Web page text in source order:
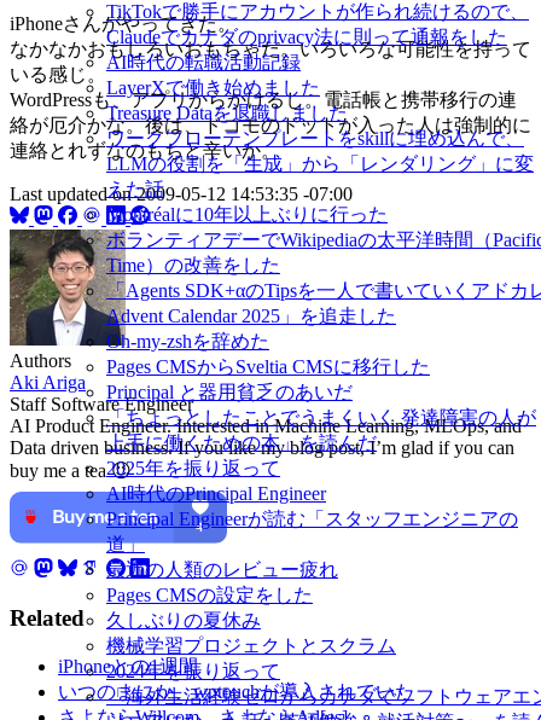
TikTokで勝手にアカウントが作られ続けるので、
Claudeでカナダのprivacy法に則って通報をした
AI時代の転職活動記録
LayerXで働き始めました
Treasure Dataを退職しました
ワークフローテンプレートをskillに埋め込んで、
LLMの役割を「生成」から「レンダリング」に変
えた話
Montréalに10年以上ぶりに行った
ボランティアデーでWikipediaの太平洋時間（
Time）の改善をした
「Agents SDK+αのTipsを一人で書いていくアドカ
Advent Calendar 2025」を追走した
Oh-my-zshを辞めた
Pages CMSからSveltia CMSに移行した
Principal と器用貧乏のあいだ
「ちょっとしたことでうまくいく 発達障害の人が
上手に働くための本」を読んだ
2025年を振り返って
AI時代のPrincipal Engineer
Principal Engineerが読む「スタッフエンジニアの
道」
最近の人類のレビュー疲れ
Pages CMSの設定をした
久しぶりの夏休み
機械学習プロジェクトとスクラム
2024年を振り返って
「海外生活経験ゼロからカナダでソフトウェアエ
iPhoneさんがやってきた。
なかなかおもしろいおもちゃだ。いろいろな可能性を持って
いる感じ。
WordPressも、アプリからかけるし。電話帳と携帯移行の連
絡が厄介かな。後は、ドコモのドットが入った人は強制的に
連絡とれずなのもちと辛いか。
Last updated on2009-05-12 14:53:35 -07:00
Authors
Aki Ariga
Staff Software Engineer
AI Product Engineer. Interested in Machine Learning, MLOps, and
Data driven business. If you like my blog post, I’m glad if you can
buy me a tea 😉
Related
iPhoneとの1週間
いつのまにか、wptouchが導入されていた